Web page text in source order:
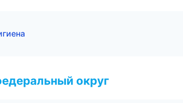
округ